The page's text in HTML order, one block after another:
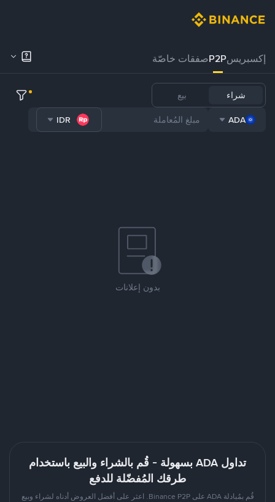
إكسبريسP2Pصفقات خاصّة
شراء بيع
ADA
IDR
بدون إعلانات
تداول ADA بسهولة - قُم بالشراء والبيع باستخدام
طرقك المُفضّلة للدفع
قُم بمُبادلة ADA على Binance P2P. اعثر على أفضل العروض أدناه لشراء وبيع